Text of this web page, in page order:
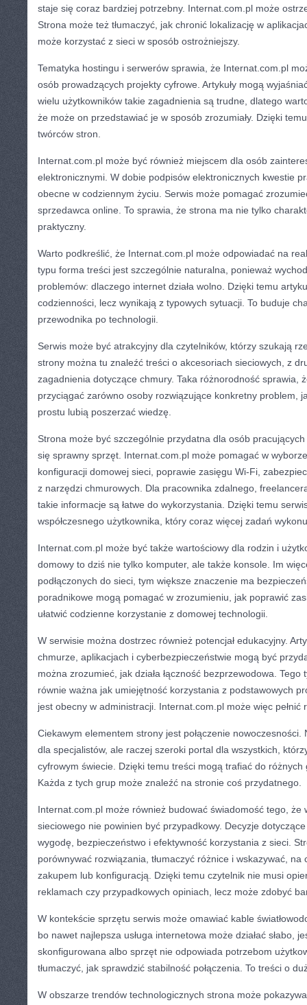
staje się coraz bardziej potrzebny. Internat.com.pl może
Strona może też tłumaczyć, jak chronić lokalizację w
może korzystać z sieci w sposób ostrożniejszy.
Tematyka hostingu i serwerów sprawia, że Internat.com.pl
osób prowadzących projekty cyfrowe. Artykuły mogą
wielu użytkowników takie zagadnienia są trudne, dlatego
że może on przedstawiać je w sposób zrozumiały. Dzięki
twórców stron.
Internat.com.pl może być również miejscem dla osób
elektronicznymi. W dobie podpisów elektronicznych kwestie
obecne w codziennym życiu. Serwis może pomagać
sprzedawca online. To sprawia, że strona ma nie tylko
praktyczny.
Warto podkreślić, że Internat.com.pl może odpowiadać na
typu forma treści jest szczególnie naturalna, ponieważ
problemów: dlaczego internet działa wolno. Dzięki temu
codzienności, lecz wynikają z typowych sytuacji. To buduje
przewodnika po technologii.
Serwis może być atrakcyjny dla czytelników, którzy szukają
strony można tu znaleźć treści o akcesoriach sieciowych, z
zagadnienia dotyczące chmury. Taka różnorodność sprawia,
przyciągać zarówno osoby rozwiązujące konkretny problem,
prostu lubią poszerzać wiedzę.
Strona może być szczególnie przydatna dla osób
się sprawny sprzęt. Internat.com.pl może pomagać w
konfiguracji domowej sieci, poprawie zasięgu Wi-Fi,
z narzędzi chmurowych. Dla pracownika zdalnego,
takie informacje są łatwe do wykorzystania. Dzięki temu
współczesnego użytkownika, który coraz więcej zadań
Internat.com.pl może być także wartościowy dla rodzin i
domowy to dziś nie tylko komputer, ale także konsole. Im
podłączonych do sieci, tym większe znaczenie ma
poradnikowe mogą pomagać w zrozumieniu, jak poprawić
ułatwić codzienne korzystanie z domowej technologii.
W serwisie można dostrzec również potencjał edukacyjny.
chmurze, aplikacjach i cyberbezpieczeństwie mogą być
można zrozumieć, jak działa łączność bezprzewodowa.
równie ważna jak umiejętność korzystania z podstawowych
jest obecny w administracji. Internat.com.pl może więc pełnić
Ciekawym elementem strony jest połączenie nowoczesności.
dla specjalistów, ale raczej szeroki portal dla wszystkich,
cyfrowym świecie. Dzięki temu treści mogą trafiać do
Każda z tych grup może znaleźć na stronie coś przydatnego.
Internat.com.pl może również budować świadomość tego, że
sieciowego nie powinien być przypadkowy. Decyzje
wygodę, bezpieczeństwo i efektywność korzystania z sieci.
porównywać rozwiązania, tłumaczyć różnice i wskazywać,
zakupem lub konfiguracją. Dzięki temu czytelnik nie musi
reklamach czy przypadkowych opiniach, lecz może zdobyć
W kontekście sprzętu serwis może omawiać kable
bo nawet najlepsza usługa internetowa może działać słabo,
skonfigurowana albo sprzęt nie odpowiada potrzebom
tłumaczyć, jak sprawdzić stabilność połączenia. To treści o
W obszarze trendów technologicznych strona może